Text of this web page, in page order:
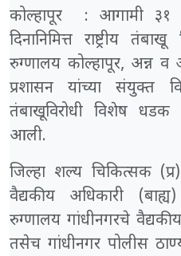
कोल्हापूर : आगामी ३१
दिनानिमित्त राष्ट्रीय
रुग्णालय कोल्हापूर, अन्न
प्रशासन यांच्या संयुक्त
तंबाखूविरोधी विशेष धडक
आली.
जिल्हा शल्य चिकित्सक (प्र)
वैद्यकीय अधिकारी
रुग्णालय गांधीनगरचे
तसेच गांधीनगर पोलीस